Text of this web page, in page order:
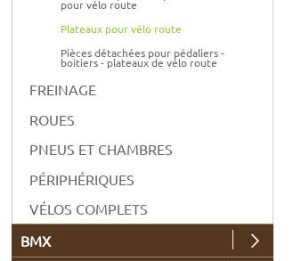
pour vélo route
Plateaux pour vélo route
Pièces détachées pour pédaliers -
boitiers - plateaux de vélo route
FREINAGE
ROUES
PNEUS ET CHAMBRES
PÉRIPHÉRIQUES
VÉLOS COMPLETS
BMX